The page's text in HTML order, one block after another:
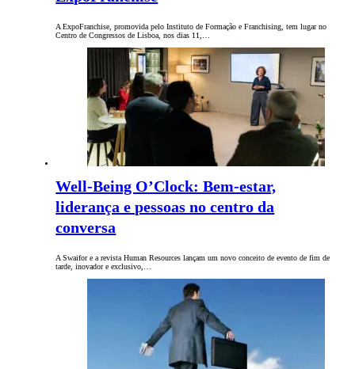
A ExpoFranchise, promovida pelo Instituto de Formação e Franchising, tem lugar no
Centro de Congressos de Lisboa, nos dias 11,…
Well-Being O’Clock: Bem-estar,
liderança e pessoas no centro da
conversa
A Swaifor e a revista Human Resources lançam um novo conceito de evento de fim de
tarde, inovador e exclusivo,…